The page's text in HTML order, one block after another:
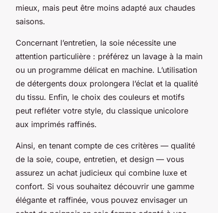
mieux, mais peut être moins adapté aux chaudes
saisons.
Concernant l’entretien, la soie nécessite une
attention particulière : préférez un lavage à la main
ou un programme délicat en machine. L’utilisation
de détergents doux prolongera l’éclat et la qualité
du tissu. Enfin, le choix des couleurs et motifs
peut refléter votre style, du classique unicolore
aux imprimés raffinés.
Ainsi, en tenant compte de ces critères — qualité
de la soie, coupe, entretien, et design — vous
assurez un achat judicieux qui combine luxe et
confort. Si vous souhaitez découvrir une gamme
élégante et raffinée, vous pouvez envisager un